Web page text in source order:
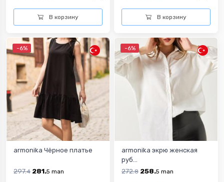
В корзину В корзину
-6%
armonika Чёрное платье
297.4 281.5 man
-6%
armonika экрю женская
руб...
272.8 258.5 man